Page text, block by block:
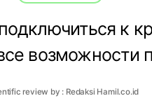
к
возможности
review by : Redaksi Hamil.co.id